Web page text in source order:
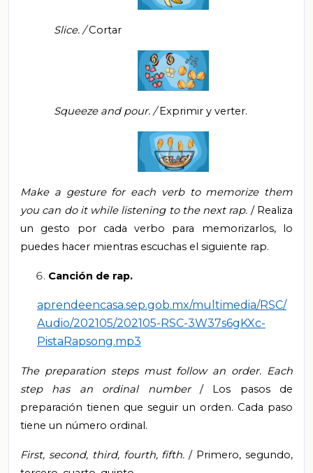
Slice. /Cortar
Squeeze and pour. /Exprimir y verter.
Make a gesture for each verb to memorize them
you can do it while listening to the next rap. / Realiza
un gesto por cada verbo para memorizarlos, lo
puedes hacer mientras escuchas el siguiente rap.
Canción de rap.
aprendeencasa.sep.gob.mx/multimedia/RSC/
Audio/202105/202105-RSC-3W37s6gKXc-
PistaRapsong.mp3
The preparation steps must follow an order. Each
step has an ordinal number / Los pasos de
preparación tienen que seguir un orden. Cada paso
tiene un número ordinal.
First, second, third, fourth, fifth./ Primero, segundo,